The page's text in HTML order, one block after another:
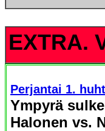
EXTRA.
Perjantai 1.
Ympyrä
Halonen vs.